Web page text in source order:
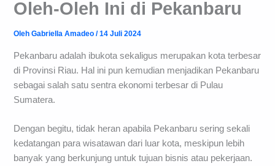
Oleh-Oleh Ini di Pekanbaru
OlehGabriella Amadeo/14 Juli 2024
Pekanbaru adalah ibukota sekaligus merupakan kota terbesar
di Provinsi Riau. Hal ini pun kemudian menjadikan Pekanbaru
sebagai salah satu sentra ekonomi terbesar di Pulau
Sumatera.
Dengan begitu, tidak heran apabila Pekanbaru sering sekali
kedatangan para wisatawan dari luar kota, meskipun lebih
banyak yang berkunjung untuk tujuan bisnis atau pekerjaan.